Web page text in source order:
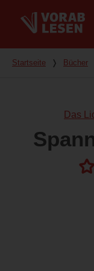
Du bist hier
Startseite ❭ Bücher
Das